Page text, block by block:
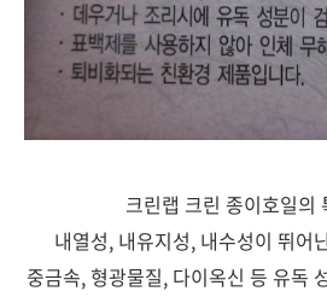
크린랩 크린 종이호일의
내열성, 내유지성, 내수성이 뛰어
중금속, 형광물질, 다이옥신 등 유독